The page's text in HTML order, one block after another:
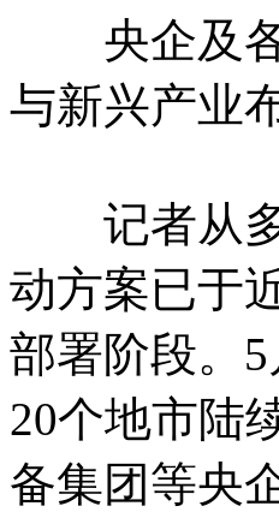
央企及各
与新兴产业
记者从多
动方案已于
部署阶段。
20个地市陆
备集团等央